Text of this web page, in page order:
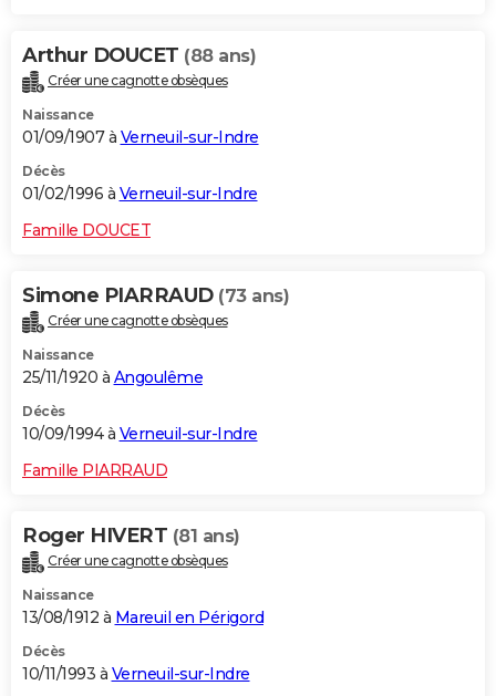
Arthur DOUCET (88 ans)
Créer une cagnotte obsèques
Naissance
01/09/1907 à Verneuil-sur-Indre
Décès
01/02/1996 à Verneuil-sur-Indre
Famille DOUCET
Simone PIARRAUD (73 ans)
Créer une cagnotte obsèques
Naissance
25/11/1920 à Angoulême
Décès
10/09/1994 à Verneuil-sur-Indre
Famille PIARRAUD
Roger HIVERT (81 ans)
Créer une cagnotte obsèques
Naissance
13/08/1912 à Mareuil en Périgord
Décès
10/11/1993 à Verneuil-sur-Indre